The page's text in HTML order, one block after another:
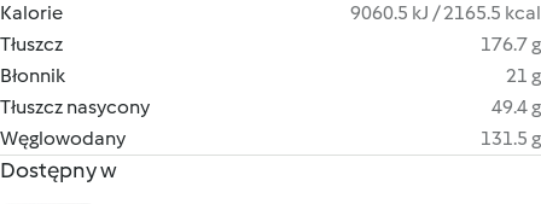
Kalorie
9060.5 kJ / 2165.5 kcal
Tłuszcz
176.7 g
Błonnik
21 g
Tłuszcz nasycony
49.4 g
Węglowodany
131.5 g
Dostępny w